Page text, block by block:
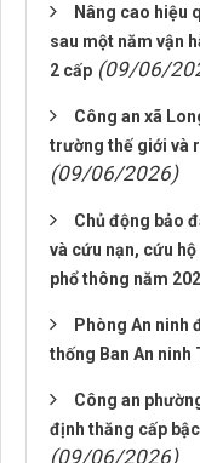
Nâng cao hiệu
sau một năm vận
2 cấp (09/06/
Công an xã
trường thế giới và
(09/06/2026)
Chủ động bảo
và cứu nạn, cứu
phổ thông năm
Phòng An ninh
thống Ban An ninh
Công an
định thăng cấp
(09/06/2026)